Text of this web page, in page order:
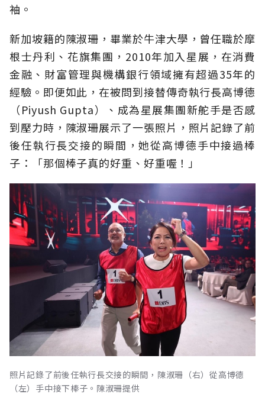
袖。
新加坡籍的陳淑珊，畢業於牛津大學，曾任職於摩
根士丹利、花旗集團，2010年加入星展，在消費
金融、財富管理與機構銀行領域擁有超過35年的
經驗。即便如此，在被問到接替傳奇執行長高博德
（Piyush Gupta）、成為星展集團新舵手是否感
到壓力時，陳淑珊展示了一張照片，照片記錄了前
後任執行長交接的瞬間，她從高博德手中接過棒
子：「那個棒子真的好重、好重喔！」
照片記錄了前後任執行長交接的瞬間，陳淑珊（右）從高博德
（左）手中接下棒子。陳淑珊提供